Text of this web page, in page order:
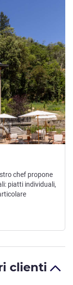
chef propone
piatti individuali,
clienti